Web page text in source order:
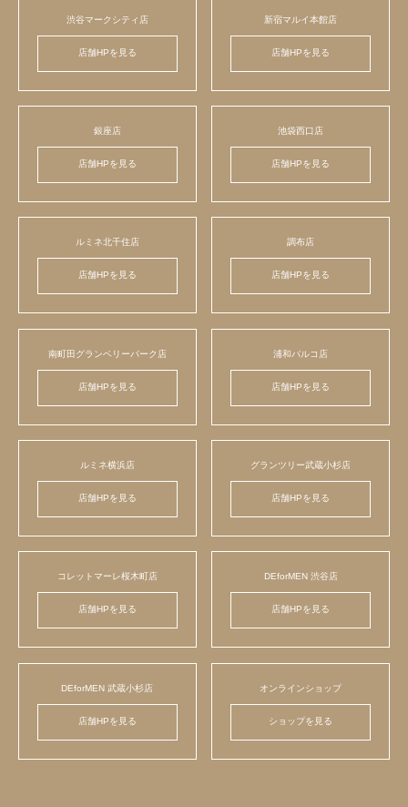
渋谷マークシティ店
店舗HPを見る
新宿マルイ本館店
店舗HPを見る
銀座店
店舗HPを見る
池袋西口店
店舗HPを見る
ルミネ北千住店
店舗HPを見る
調布店
店舗HPを見る
南町田グランベリーパーク店
店舗HPを見る
浦和パルコ店
店舗HPを見る
ルミネ横浜店
店舗HPを見る
グランツリー武蔵小杉店
店舗HPを見る
コレットマーレ桜木町店
店舗HPを見る
DEforMEN 渋谷店
店舗HPを見る
DEforMEN 武蔵小杉店
店舗HPを見る
オンラインショップ
ショップを見る